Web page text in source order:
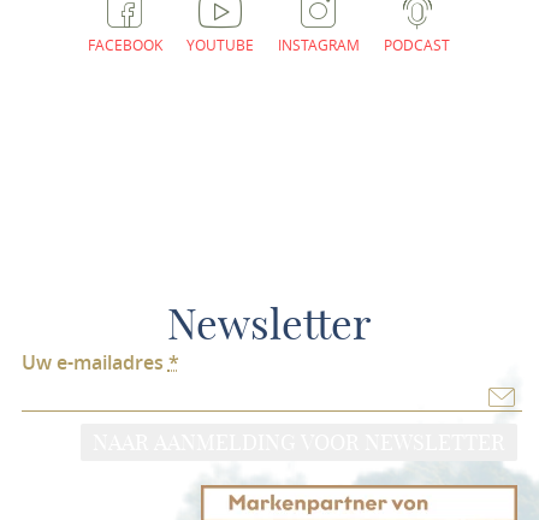
FACEBOOK YOUTUBE INSTAGRAM PODCAST
Newsletter
Uw e-mailadres *